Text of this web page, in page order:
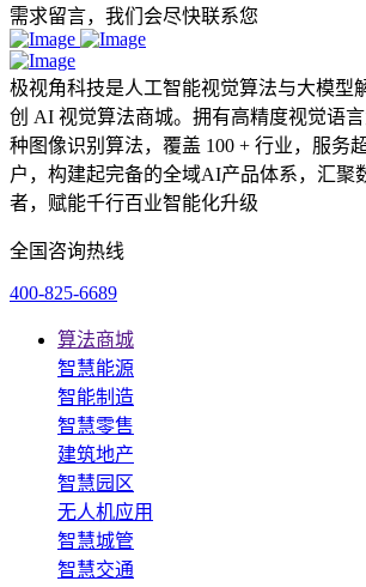
需求留言，我们会尽快联系您
极视角科技是人工智能视觉算法与大模型
创 AI 视觉算法商城。拥有高精度视觉语
种图像识别算法，覆盖 100 + 行业，服务
户，构建起完备的全域AI产品体系，汇聚
者，赋能千行百业智能化升级
全国咨询热线
400-825-6689
算法商城
智慧能源
智能制造
智慧零售
建筑地产
智慧园区
无人机应用
智慧城管
智慧交通